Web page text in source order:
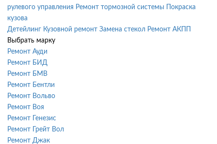
рулевого управления Ремонт тормозной системы
Покраска
кузова
Детейлинг Кузовной ремонт Замена стекол Ремонт АКПП
Выбрать марку
Ремонт Ауди
Ремонт БИД
Ремонт БМВ
Ремонт Бентли
Ремонт Вольво
Ремонт Воя
Ремонт Генезис
Ремонт Грейт Вол
Ремонт Джак